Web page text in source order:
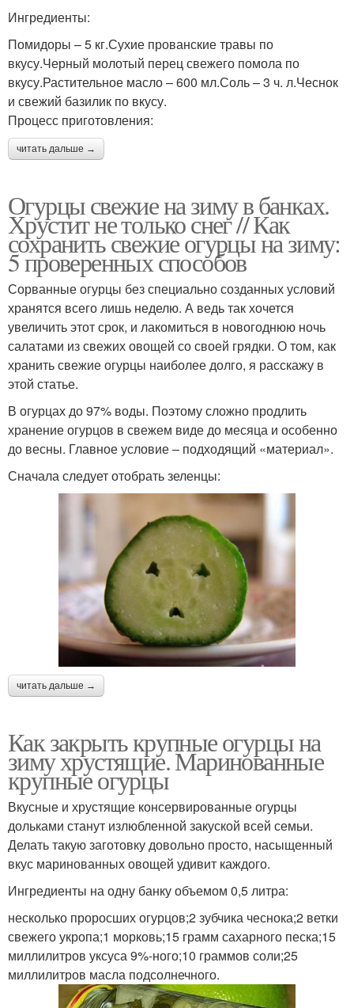
Ингредиенты:
Помидоры – 5 кг.Сухие прованские травы по
вкусу.Черный молотый перец свежего помола по
вкусу.Растительное масло – 600 мл.Соль – 3 ч. л.Чеснок
и свежий базилик по вкусу.
Процесс приготовления:
читать дальше →
Огурцы свежие на зиму в банках.
Хрустит не только снег // Как
сохранить свежие огурцы на зиму:
5 проверенных способов
Сорванные огурцы без специально созданных условий
хранятся всего лишь неделю. А ведь так хочется
увеличить этот срок, и лакомиться в новогоднюю ночь
салатами из свежих овощей со своей грядки. О том, как
хранить свежие огурцы наиболее долго, я расскажу в
этой статье.
В огурцах до 97% воды. Поэтому сложно продлить
хранение огурцов в свежем виде до месяца и особенно
до весны. Главное условие – подходящий «материал».
Сначала следует отобрать зеленцы:
читать дальше →
Как закрыть крупные огурцы на
зиму хрустящие. Маринованные
крупные огурцы
Вкусные и хрустящие консервированные огурцы
дольками станут излюбленной закуской всей семьи.
Делать такую заготовку довольно просто, насыщенный
вкус маринованных овощей удивит каждого.
Ингредиенты на одну банку объемом 0,5 литра:
несколько проросших огурцов;2 зубчика чеснока;2 ветки
свежего укропа;1 морковь;15 грамм сахарного песка;15
миллилитров уксуса 9%-ного;10 граммов соли;25
миллилитров масла подсолнечного.